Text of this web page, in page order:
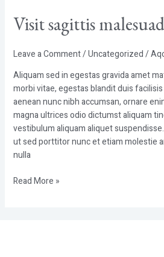
Visit sagittis
Leave a Comment/Uncategorized/
Aliquam sed in egestas gravida amet
morbi vitae, egestas blandit duis
aenean nunc nibh accumsan, ornare
magna ultrices odio dictumst aliquam
vestibulum aliquam aliquet
ut sed porttitor nunc et etiam molestie
nulla
Read More »